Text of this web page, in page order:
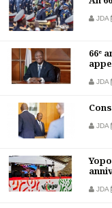
JDA
66ᵉ
JDA
JDA
JDA